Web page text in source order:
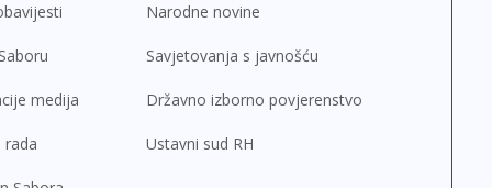
medija
rada
Narodne novine
Savjetovanja s javnošću
Državno izborno povjerenstvo
Ustavni sud RH